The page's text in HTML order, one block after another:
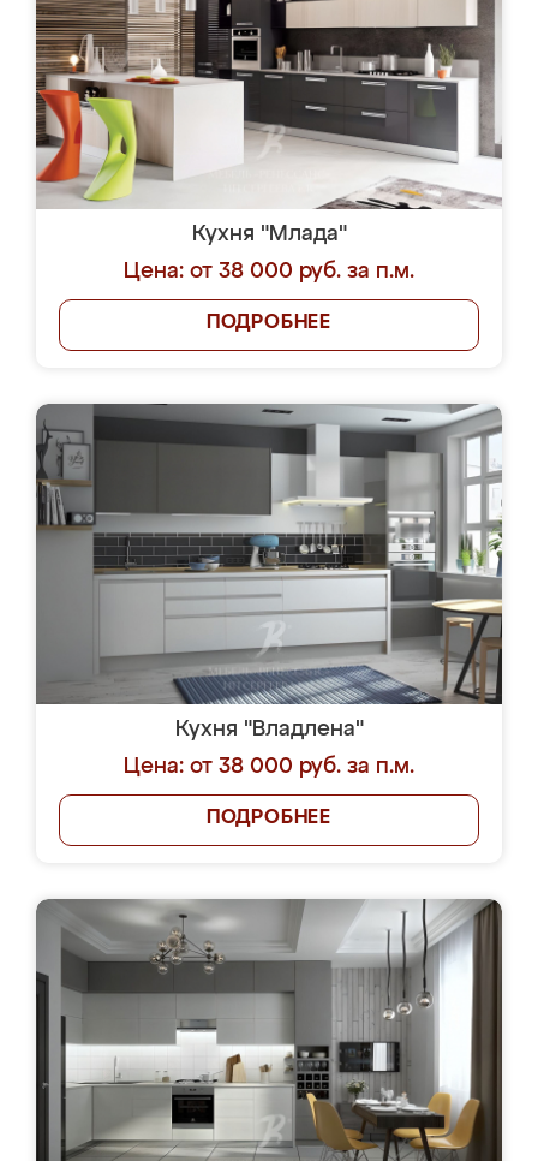
Кухня "Млада"
Цена: от 38 000 руб. за п.м.
ПОДРОБНЕЕ
Кухня "Владлена"
Цена: от 38 000 руб. за п.м.
ПОДРОБНЕЕ